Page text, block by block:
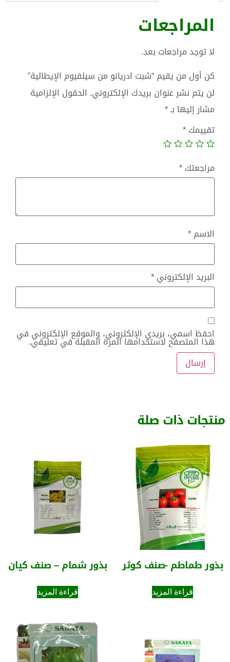
المراجعات
لا توجد مراجعات بعد.
كن أول من يقيم “شبت ادريانو من سيلفيوم الإيطالية”
لن يتم نشر عنوان بريدك الإلكتروني. الحقول الإلزامية
مشار إليها بـ*
تقييمك*
مراجعتك*
الاسم*
البريد الإلكتروني*
احفظ اسمي، بريدي الإلكتروني، والموقع الإلكتروني في
هذا المتصفح لاستخدامها المرة المقبلة في تعليقي.
منتجات ذات صلة
بذور طماطم -صنف كوثر
قراءة المزيد
بذور شمام – صنف كيان
قراءة المزيد